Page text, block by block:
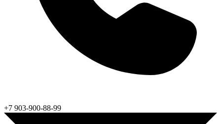
+7 903-900-88-99